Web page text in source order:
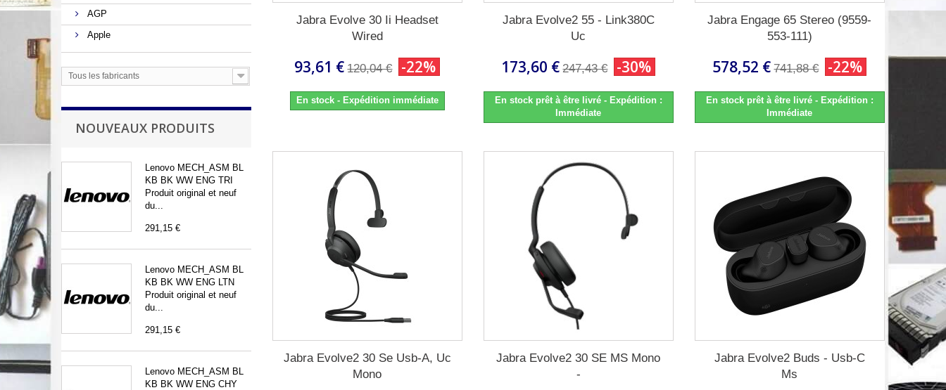
AGP
Apple
Tous les fabricants
NOUVEAUX PRODUITS
Lenovo MECH_ASM BL
KB BK WW ENG TRI
Produit original et neuf
du...
291,15 €
Lenovo MECH_ASM BL
KB BK WW ENG LTN
Produit original et neuf
du...
291,15 €
Lenovo MECH_ASM BL
KB BK WW ENG CHY
Jabra Evolve 30 Ii Headset
Wired
93,61 € 120,04 € -22%
En stock - Expédition immédiate
Jabra Evolve2 55 - Link380C
Uc
173,60 € 247,43 € -30%
En stock prêt à être livré - Expédition :
Immédiate
Jabra Engage 65 Stereo (9559-
553-111)
578,52 € 741,88 € -22%
En stock prêt à être livré - Expédition :
Immédiate
Jabra Evolve2 30 Se Usb-A, Uc
Mono
Jabra Evolve2 30 SE MS Mono
-
Jabra Evolve2 Buds - Usb-C
Ms